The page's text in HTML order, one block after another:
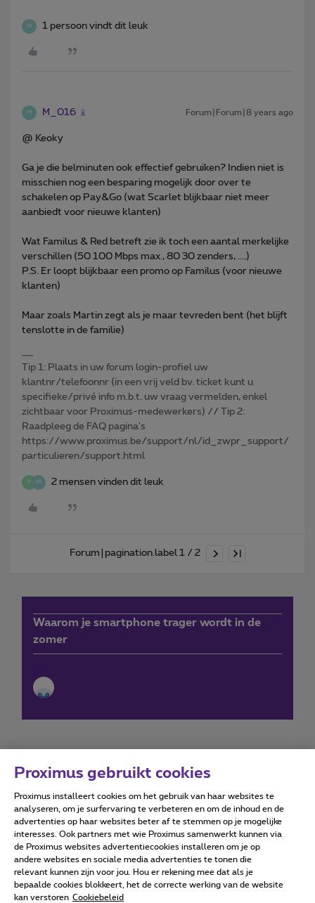
W 1 persoon vindt dit leuk
M M_016 Forum|Forum|8 years ago
@ Keoky
Ga je die belminuten ook effectief gebruiken? Indien niet is
misschien nog een besparing mogelijk door over te
schakelen op Pay&Go (wat Scarlet blijkbaar niet meer
aanbiedt voor nieuwe klanten)
Wat Familus & Red betreft zie ik toch een aantal merkelijke
verschillen (50 100 Mbps max., 80 30 zenders, ....)
P.S. Er loopt blijkbaar een promo op Familus (voor nieuwe
klanten)
Maar zoals Martin zegt als je maar tevreden bent (het blijft
tenslotte in de familie)
Tip 1: Plaats in uw forum login-profiel uw
klantnr/telefoonnr (in een vrij veld bv. ticket kunt u
specifieke/privé info m.b.t. uw vraag vermelden, enkel
zichtbaar voor Proximus-medewerkers) // Tip 2:
Raadpleeg de FAQ pagina's
https://www.proximus.be/support/nl/id_zwpr_support/
particulieren/support.html
M W 2 mensen vinden dit leuk
Forum|pagination.label 1 / 2
Waarom je smartphone trager wordt in de
zomer
Forumvoorwaarden Accessibility statement
Alle rechten voorbehouden. © Proximus
Algemene voorwaarden, consumenteninfo
Proximus gebruikt cookies
Proximus installeert cookies om het gebruik van haar websites te
analyseren, om je surfervaring te verbeteren en om de inhoud en de
advertenties op haar websites beter af te stemmen op je mogelijke
interesses. Ook partners met wie Proximus samenwerkt kunnen via
de Proximus websites advertentiecookies installeren om je op
andere websites en sociale media advertenties te tonen die
relevant kunnen zijn voor jou. Hou er rekening mee dat als je
bepaalde cookies blokkeert, het de correcte werking van de website
kan verstoren Cookiebeleid